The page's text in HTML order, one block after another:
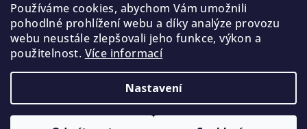
Používáme cookies, abychom Vám umožnili
pohodlné prohlížení webu a díky analýze provozu
webu neustále zlepšovali jeho funkce, výkon a
použitelnost. Více informací
Nastavení
Facebook
Copyright 2026DÁME VLNU. Všechna práva vyhrazena.
Upravit nastavení cookies